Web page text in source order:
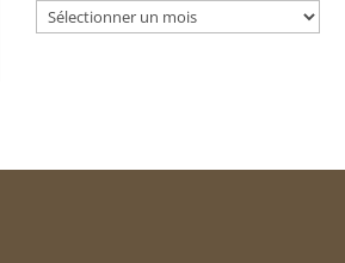
Archives